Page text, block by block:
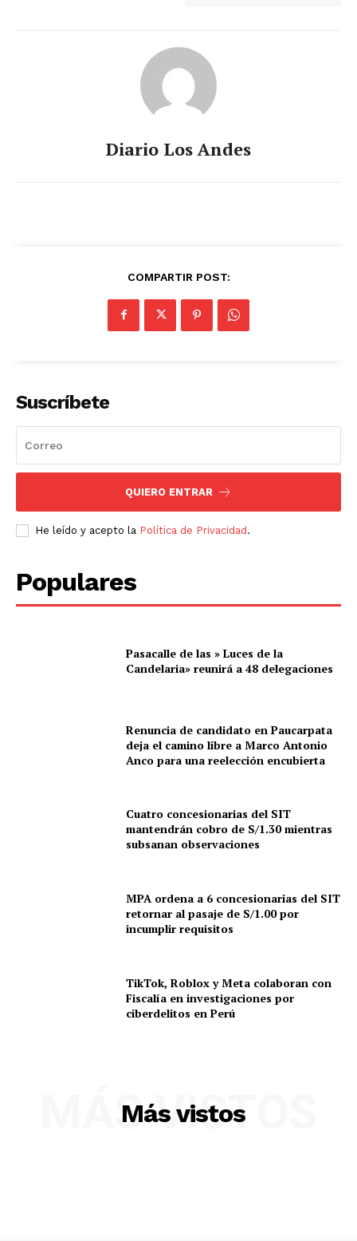
Diario Los Andes
COMPARTIR POST:
Suscríbete
QUIERO ENTRAR
He leído y acepto la Política de Privacidad.
Populares
Pasacalle de las » Luces de la
Candelaria» reunirá a 48 delegaciones
Renuncia de candidato en Paucarpata
deja el camino libre a Marco Antonio
Anco para una reelección encubierta
Cuatro concesionarias del SIT
mantendrán cobro de S/1.30 mientras
subsanan observaciones
MPA ordena a 6 concesionarias del SIT
retornar al pasaje de S/1.00 por
incumplir requisitos
TikTok, Roblox y Meta colaboran con
Fiscalía en investigaciones por
ciberdelitos en Perú
Más vistos
MÁS VISTOS